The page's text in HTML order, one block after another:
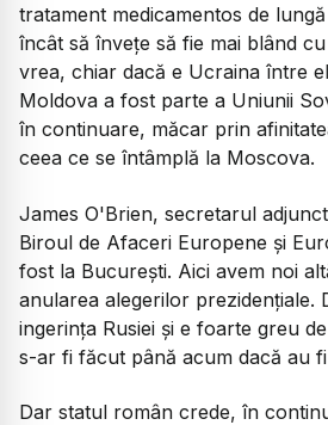
tratament medicamentos de
încât să învețe să fie mai blând
vrea, chiar dacă e Ucraina între
Moldova a fost parte a Uniunii
în continuare, măcar prin
ceea ce se întâmplă la Moscova.
James O'Brien, secretarul
Biroul de Afaceri Europene și
fost la București. Aici avem noi
anularea alegerilor prezidențiale.
ingerința Rusiei și e foarte greu
s-ar fi făcut până acum dacă au
Dar statul român crede, în